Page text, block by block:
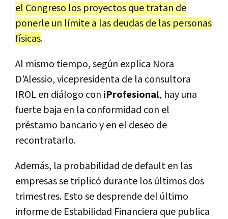
el Congreso los proyectos que tratan de
ponerle un límite a las deudas de las personas
físicas.
Al mismo tiempo, según explica Nora
D’Alessio, vicepresidenta de la consultora
IROL en diálogo con iProfesional, hay una
fuerte baja en la conformidad con el
préstamo bancario y en el deseo de
recontratarlo.
Además, la probabilidad de default en las
empresas se triplicó durante los últimos dos
trimestres. Esto se desprende del último
informe de Estabilidad Financiera que publica